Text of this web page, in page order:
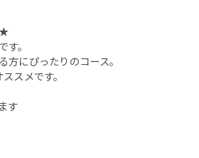
★
。
にぴったりのコース。
スメです。
す